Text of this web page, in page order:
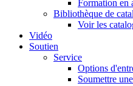
Formation en
Bibliothèque de
Voir les
Vidéo
Soutien
Service
Options
Soumettre